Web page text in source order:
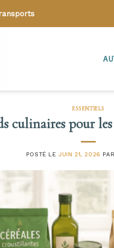
ESSENTIELS
culinaires pour
POSTÉ LE JUIN 21, 2026 PAR